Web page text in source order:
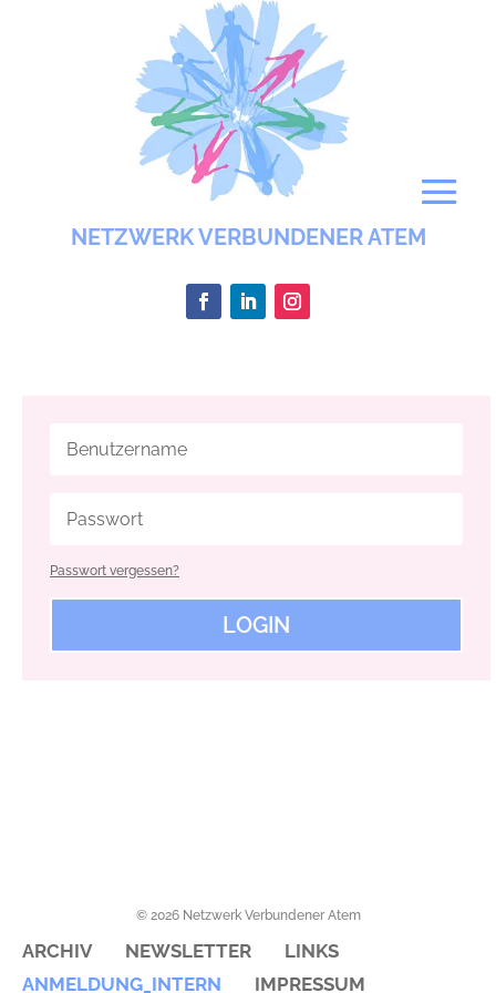
NETZWERK VERBUNDENER ATEM
Passwort vergessen?
LOGIN
© 2026 Netzwerk Verbundener Atem
ARCHIV NEWSLETTER
LINKS
ANMELDUNG_INTERN
IMPRESSUM